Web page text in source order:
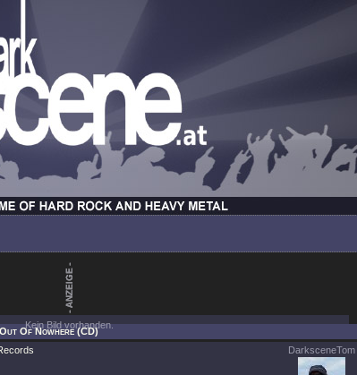
Kein Bild vorhanden.
Of Nowhere (CD)
DarksceneTom